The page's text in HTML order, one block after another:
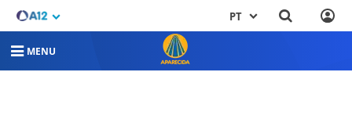
PT
MENU